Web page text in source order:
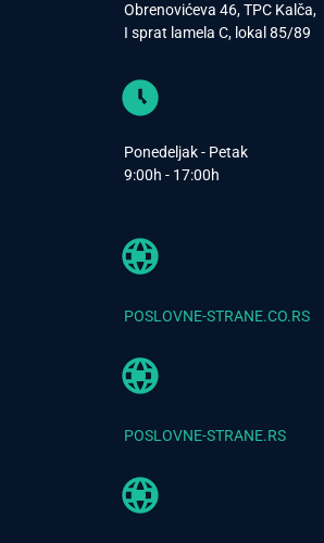
Obrenovićeva 46, TPC Kalča,
I sprat lamela C, lokal 85/89
Ponedeljak - Petak
9:00h - 17:00h
POSLOVNE-STRANE.CO.RS
POSLOVNE-STRANE.RS